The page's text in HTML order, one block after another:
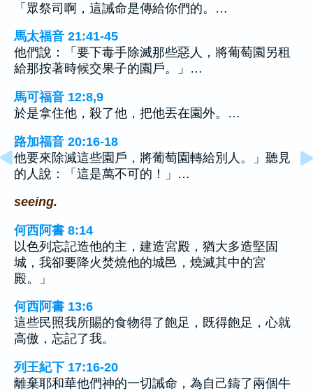
「眾祭司啊，這誡命是傳給你們的。…
馬太福音 21:41-45
他們說：「要下毒手除滅那些惡人，將葡萄園另租
給那按著時候交果子的園戶。」…
馬可福音 12:8,9
於是拿住他，殺了他，把他丟在園外。…
路加福音 20:16-18
他要來除滅這些園戶，將葡萄園轉給別人。」聽見
的人說：「這是萬不可的！」…
seeing.
何西阿書 8:14
以色列忘記造他的主，建造宮殿，猶大多造堅固
城，我卻要降火焚燒他的城邑，燒滅其中的宮
殿。」
何西阿書 13:6
這些民照我所賜的食物得了飽足，既得飽足，心就
高傲，忘記了我。
列王紀下 17:16-20
離棄耶和華他們神的一切誡命，為自己鑄了兩個牛